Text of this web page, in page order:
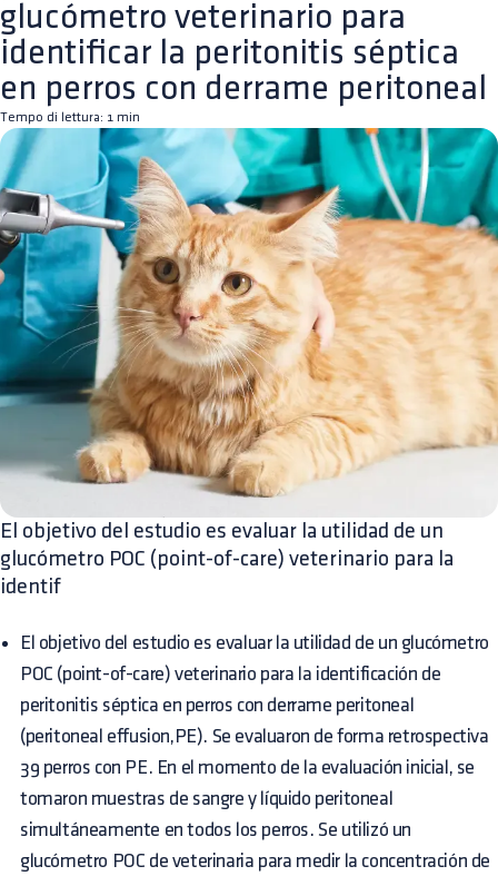
glucómetro veterinario para
identificar la peritonitis séptica
en perros con derrame peritoneal
Tempo di lettura: 1 min
El objetivo del estudio es evaluar la utilidad de un
glucómetro POC (point-of-care) veterinario para la
identif
El objetivo del estudio es evaluar la utilidad de un glucómetro
POC (point-of-care) veterinario para la identificación de
peritonitis séptica en perros con derrame peritoneal
(peritoneal effusion,PE). Se evaluaron de forma retrospectiva
39 perros con PE. En el momento de la evaluación inicial, se
tomaron muestras de sangre y líquido peritoneal
simultáneamente en todos los perros. Se utilizó un
glucómetro POC de veterinaria para medir la concentración de